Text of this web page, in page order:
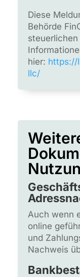
Diese
Behörde
hier: https://
llc/
Auch wenn
online
und
Nachweis